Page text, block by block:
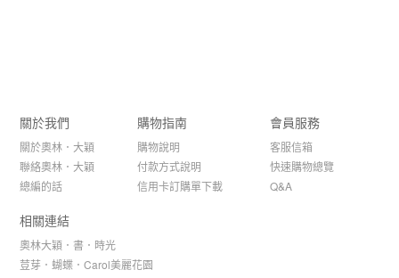
關於我們
關於奧林．大穎
聯絡奧林．大穎
總編的話
購物指南
購物說明
付款方式說明
信用卡訂購單下載
會員服務
客服信箱
快速購物總覽
Q&A
相關連結
奧林大穎．書．時光
荳芽．蝴蝶．Carol美麗花園